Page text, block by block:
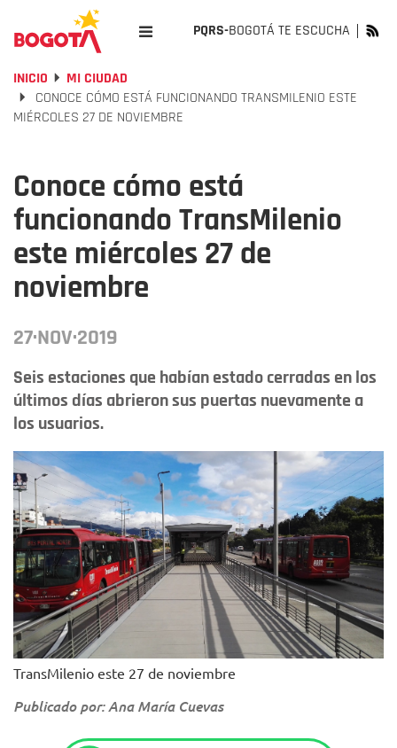
PQRS-BOGOTÁ TE ESCUCHA
INICIO
MI CIUDAD
CONOCE CÓMO ESTÁ FUNCIONANDO TRANSMILENIO ESTE
MIÉRCOLES 27 DE NOVIEMBRE
Conoce cómo está
funcionando TransMilenio
este miércoles 27 de
noviembre
27·NOV·2019
Seis estaciones que habían estado cerradas en los
últimos días abrieron sus puertas nuevamente a
los usuarios.
TransMilenio este 27 de noviembre
Publicado por: Ana María Cuevas